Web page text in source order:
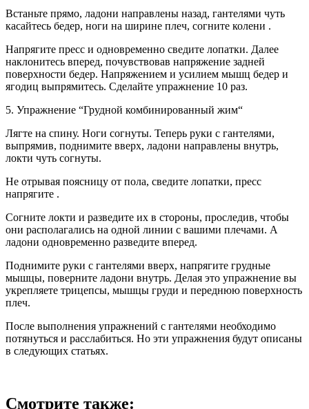
Встаньте прямо, ладони направлены назад, гантелями чуть
касайтесь бедер, ноги на ширине плеч, согните колени .
Напрягите пресс и одновременно сведите лопатки. Далее
наклонитесь вперед, почувствовав напряжение задней
поверхности бедер. Напряжением и усилием мышц бедер и
ягодиц выпрямитесь. Сделайте упражнение 10 раз.
5. Упражнение “Грудной комбинированный жим“
Лягте на спину. Ноги согнуты. Теперь руки с гантелями,
выпрямив, поднимите вверх, ладони направлены внутрь,
локти чуть согнуты.
Не отрывая поясницу от пола, сведите лопатки, пресс
напрягите .
Согните локти и разведите их в стороны, проследив, чтобы
они располагались на одной линии с вашими плечами. А
ладони одновременно разведите вперед.
Поднимите руки с гантелями вверх, напрягите грудные
мышцы, поверните ладони внутрь. Делая это упражнение вы
укрепляете трицепсы, мышцы груди и переднюю поверхность
плеч.
После выполнения упражнений с гантелями необходимо
потянуться и расслабиться. Но эти упражнения будут описаны
в следующих статьях.
Смотрите также: